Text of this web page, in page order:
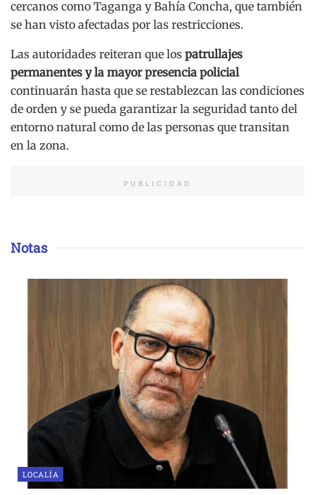
cercanos como Taganga y Bahía Concha, que también
se han visto afectadas por las restricciones.
Las autoridades reiteran que los patrullajes
permanentes y la mayor presencia policial
continuarán hasta que se restablezcan las condiciones
de orden y se pueda garantizar la seguridad tanto del
entorno natural como de las personas que transitan
en la zona.
PUBLICIDAD
Notas
LOCALÍA